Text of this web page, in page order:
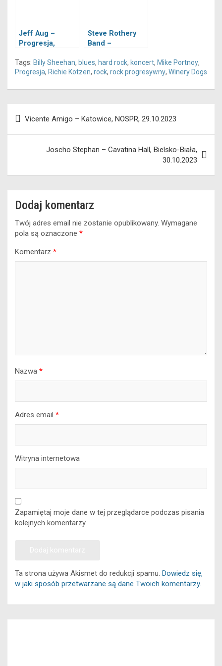
Jeff Aug –
Progresja,
04.02.2016
Steve Rothery
Band –
Warszawa,
15.02.2016
Tags: Billy Sheehan, blues, hard rock, koncert, Mike Portnoy,
Progresja, Richie Kotzen, rock, rock progresywny, Winery Dogs
Vicente Amigo – Katowice, NOSPR, 29.10.2023
Joscho Stephan – Cavatina Hall, Bielsko-Biała,
30.10.2023
Dodaj komentarz
Twój adres email nie zostanie opublikowany. Wymagane
pola są oznaczone *
Komentarz *
Nazwa *
Adres email *
Witryna internetowa
Zapamiętaj moje dane w tej przeglądarce podczas pisania
kolejnych komentarzy.
Ta strona używa Akismet do redukcji spamu. Dowiedz się,
w jaki sposób przetwarzane są dane Twoich komentarzy.